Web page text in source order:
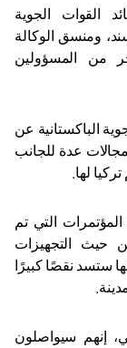
القوات الجوية
ومنسق الوكالة
من المسؤولين
الباكستانية عن
عدة للجانب
لها
التي تم
حيث التجهيزات
ستسد نقصًا كبيرًا
إنهم سيواصلون